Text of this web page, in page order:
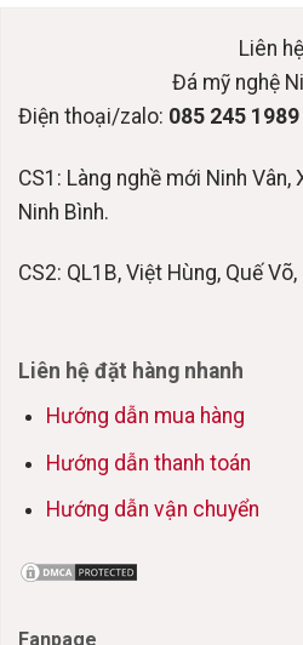
Liên hệ
Đá mỹ nghệ
Điện thoại/zalo: 085 245 1989
CS1: Làng nghề mới Ninh Vân,
Ninh Bình.
CS2: QL1B, Việt Hùng, Quế
Liên hệ đặt hàng nhanh
Hướng dẫn mua hàng
Hướng dẫn thanh toán
Hướng dẫn vận chuyển
Fanpage